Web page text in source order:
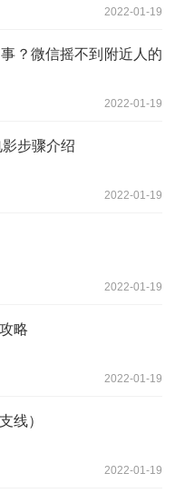
2022-01-19
？微信摇不到附近人的
2022-01-19
步骤介绍
2022-01-19
2022-01-19
略
2022-01-19
线）
2022-01-19